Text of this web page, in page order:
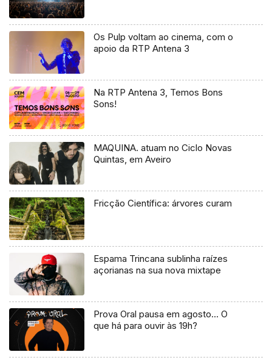
Os Pulp voltam ao cinema, com o
apoio da RTP Antena 3
Na RTP Antena 3, Temos Bons
Sons!
MAQUINA. atuam no Ciclo Novas
Quintas, em Aveiro
Fricção Científica: árvores curam
Espama Trincana sublinha raízes
açorianas na sua nova mixtape
Prova Oral pausa em agosto… O
que há para ouvir às 19h?